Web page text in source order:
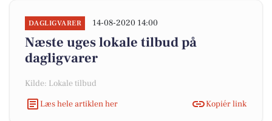
DAGLIGVARER 14-08-2020 14:00
Næste uges lokale tilbud på
dagligvarer
Kilde: Lokale tilbud
Læs hele artiklen her
Kopiér link